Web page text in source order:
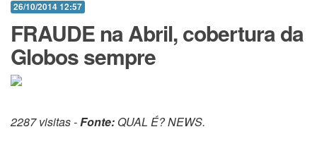
26/10/2014 12:57
FRAUDE na Abril, cobertura da
Globos sempre
2287 visitas -Fonte: QUAL É? NEWS.